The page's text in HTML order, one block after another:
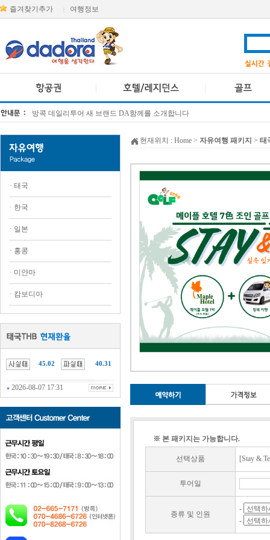
즐겨찾기추가 여행정보
방콕 데일리투어 새 브랜드 DA함께를 소개합니다
· 태국
· 한국
· 일본
· 홍콩
· 미얀마
· 캄보디아
45.02 40.31
2026-08-07 17:31
현재위치 : Home > 자유여행 패키지 > 태
※ 본 패키지는 가능합니다.
선택상품 [Stay &
투어일
종류 및 인원
-
-